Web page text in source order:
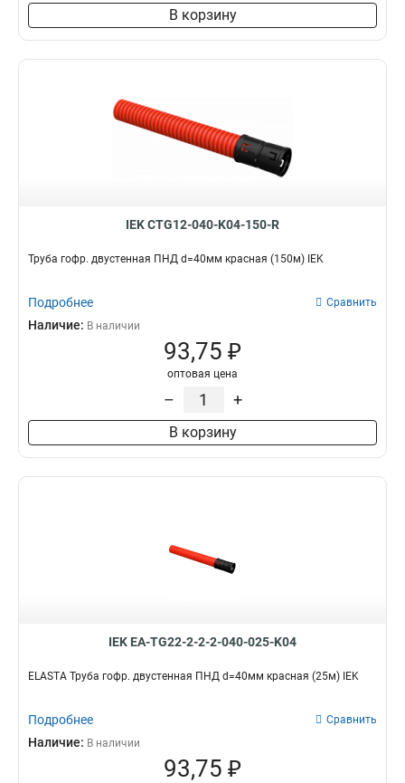
В корзину
IEK CTG12-040-K04-150-R
Труба гофр. двустенная ПНД d=40мм красная (150м) IEK
Подробнее Сравнить
Наличие: В наличии
93,75 ₽
оптовая цена
– +
В корзину
IEK EA-TG22-2-2-2-040-025-K04
ELASTA Труба гофр. двустенная ПНД d=40мм красная (25м) IEK
Подробнее Сравнить
Наличие: В наличии
93,75 ₽